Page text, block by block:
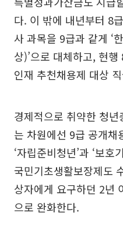
다. 이 밖에 내년부터 8
사 과목을 9급과 같게 ‘
상)’으로 대체하고, 현
인재 추천채용제 대상
경제적으로 취약한 청
는 차원에선 9급 공개채
‘자립준비청년’과 ‘보호
국민기초생활보장제도
상자에게 요구하던 2년
으로 완화한다.